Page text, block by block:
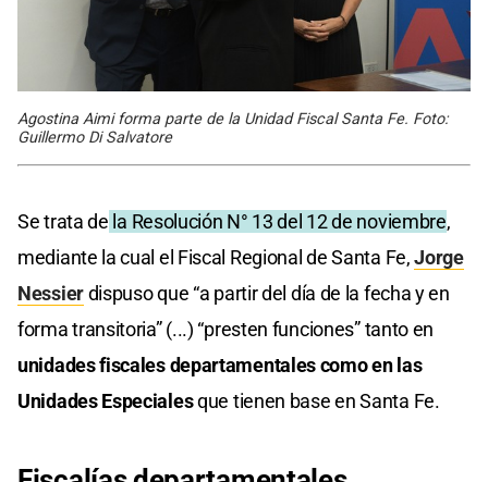
Agostina Aimi forma parte de la Unidad Fiscal Santa Fe. Foto:
Guillermo Di Salvatore
Se trata de la Resolución N° 13 del 12 de noviembre,
mediante la cual el Fiscal Regional de Santa Fe,Jorge
Nessierdispuso que “a partir del día de la fecha y en
forma transitoria” (...) “presten funciones” tanto en
unidades fiscales departamentales como en las
Unidades Especialesque tienen base en Santa Fe.